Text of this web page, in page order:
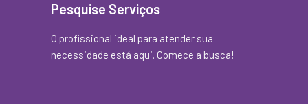
Pesquise Serviços
O profissional ideal para atender sua
necessidade está aqui. Comece a busca!